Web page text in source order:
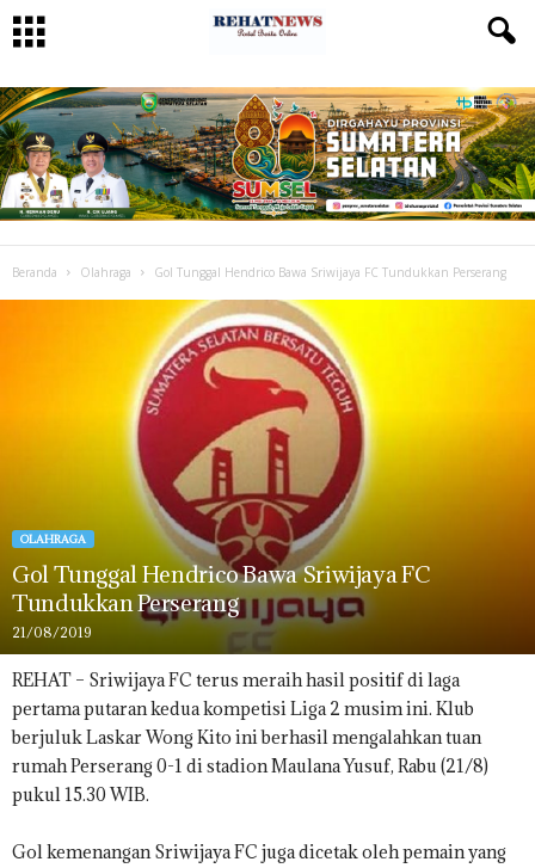
Beranda Olahraga Gol Tunggal Hendrico Bawa Sriwijaya FC Tundukkan Perserang
OLAHRAGA
Gol Tunggal Hendrico Bawa Sriwijaya FC
Tundukkan Perserang
21/08/2019
REHAT – Sriwijaya FC terus meraih hasil positif di laga
pertama putaran kedua kompetisi Liga 2 musim ini. Klub
berjuluk Laskar Wong Kito ini berhasil mengalahkan tuan
rumah Perserang 0-1 di stadion Maulana Yusuf, Rabu (21/8)
pukul 15.30 WIB.
Gol kemenangan Sriwijaya FC juga dicetak oleh pemain yang